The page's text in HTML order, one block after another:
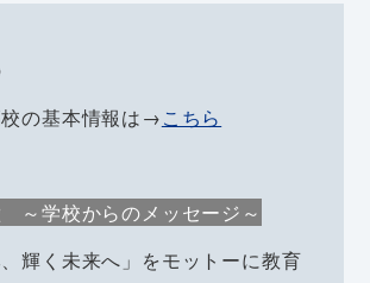
の基本情報は→こちら
～学校からのメッセージ～
、輝く未来へ」をモットーに教育